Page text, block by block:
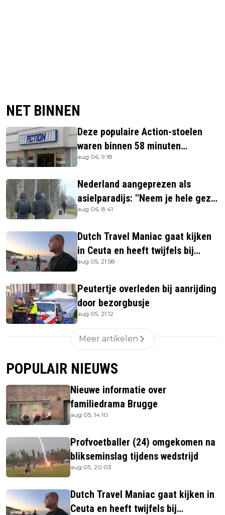
NET BINNEN
Deze populaire Action-stoelen
waren binnen 58 minuten
uitverkocht zijn vandaag weer te
aug 06, 9:18
Nederland aangeprezen als
asielparadijs: ''Neem je hele gezin
mee''
aug 06, 8:41
Dutch Travel Maniac gaat kijken
in Ceuta en heeft twijfels bij
berichtgeving media
aug 05, 21:58
Peutertje overleden bij aanrijding
door bezorgbusje
aug 05, 21:12
Meer artikelen
POPULAIR NIEUWS
Nieuwe informatie over
familiedrama Brugge
aug 05, 14:10
Profvoetballer (24) omgekomen na
blikseminslag tijdens wedstrijd
aug 05, 20:03
Dutch Travel Maniac gaat kijken in
Ceuta en heeft twijfels bij